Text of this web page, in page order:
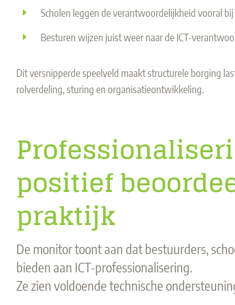
Scholen leggen de verantwoordelijkheid vooral
Besturen wijzen juist weer naar de ICT-
Dit versnipperde speelveld maakt structurele borging
rolverdeling, sturing en organisatieontwikkeling.
positief
praktijk
De monitor toont aan dat bestuurders,
bieden aan ICT-professionalisering.
Ze zien voldoende technische